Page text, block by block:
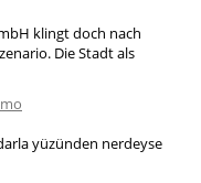
klingt doch nach
Die Stadt als
yüzünden nerdeyse